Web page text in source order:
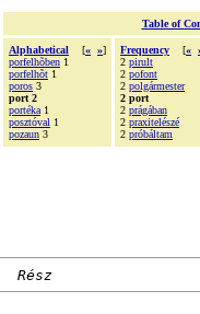
Table of
Alphabetical [« »]
porfelhõben 1
porfelhõt 1
poros 3
port 2
portéka 1
posztóval 1
pozaun 3
Frequency [«
2 pirult
2 pofont
2 polgármester
2 port
2 prágában
2 praxitelészé
2 próbáltam
Rész